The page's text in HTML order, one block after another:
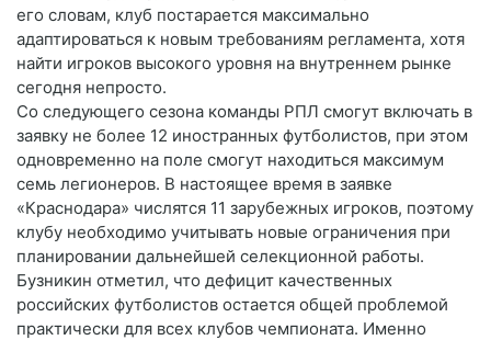
его словам, клуб постарается максимально
адаптироваться к новым требованиям регламента, хотя
найти игроков высокого уровня на внутреннем рынке
сегодня непросто.
Со следующего сезона команды РПЛ смогут включать в
заявку не более 12 иностранных футболистов, при этом
одновременно на поле смогут находиться максимум
семь легионеров. В настоящее время в заявке
«Краснодара» числятся 11 зарубежных игроков, поэтому
клубу необходимо учитывать новые ограничения при
планировании дальнейшей селекционной работы.
Бузникин отметил, что дефицит качественных
российских футболистов остается общей проблемой
практически для всех клубов чемпионата. Именно